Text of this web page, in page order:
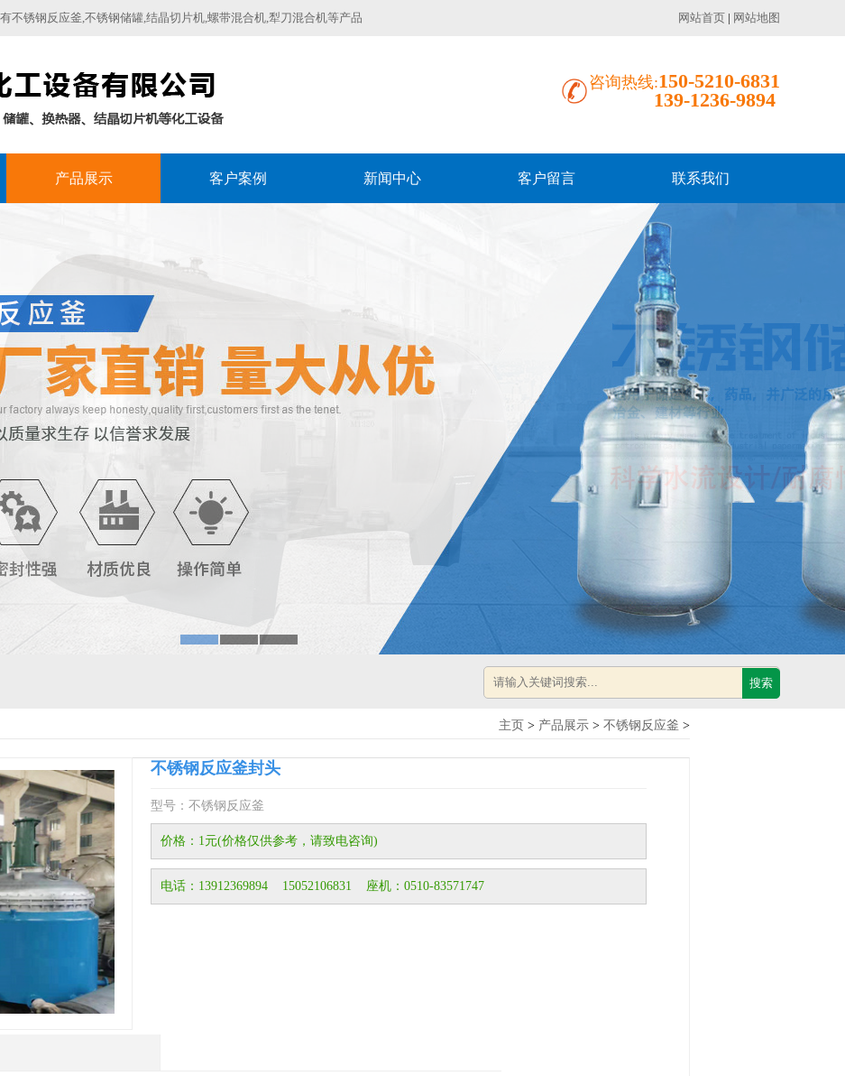
不锈钢反应釜,不锈钢储罐,结晶切片机,螺带混合机,犁刀混合机等产品 网站首页 | 网站地图
咨询热线:150-5210-6831
139-1236-9894
产品展示 客户案例 新闻中心 客户留言 联系我们
搜索
主页 > 产品展示 > 不锈钢反应釜 >
不锈钢反应釜封头
型号：不锈钢反应釜
价格：1元(价格仅供参考，请致电咨询)
电话：13912369894 15052106831 座机：0510-83571747